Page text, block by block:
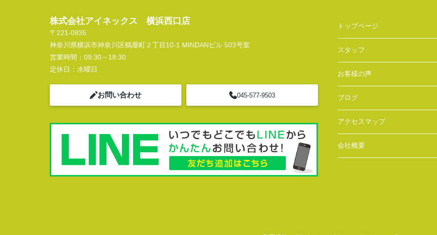
株式会社アイネックス 横浜西口店
〒221-0835
神奈川県横浜市神奈川区鶴屋町２丁目10-1 MINDANビル 503号室
営業時間： 09:30～18:30
定休日： 水曜日
お問い合わせ 045-577-9503
トップページ
スタッフ
お客様の声
ブログ
アクセスマップ
会社概要